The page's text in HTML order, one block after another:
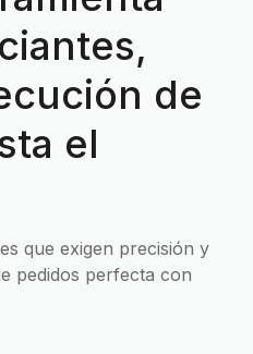
de
el
que exigen precisión y
pedidos perfecta con